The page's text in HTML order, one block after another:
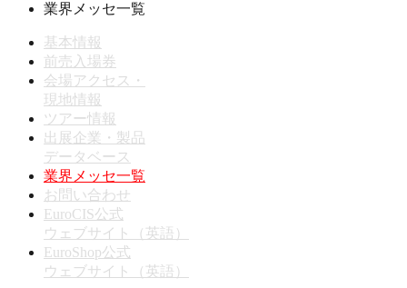
業界メッセ一覧
基本情報
前売入場券
会場アクセス・
現地情報
ツアー情報
出展企業・製品
データベース
業界メッセ一覧
お問い合わせ
EuroCIS公式
ウェブサイト（英語）
EuroShop公式
ウェブサイト（英語）